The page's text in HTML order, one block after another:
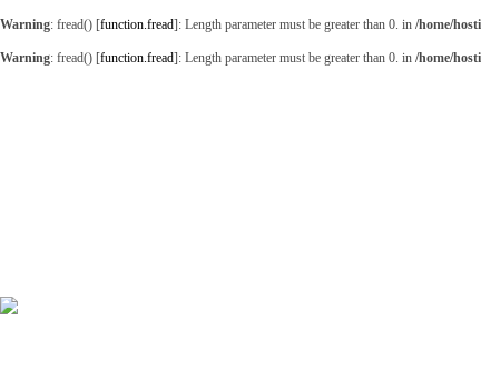
Warning: fread() [function.fread]: Length parameter must be greater than 0. in /home/
Warning: fread() [function.fread]: Length parameter must be greater than 0. in /home/